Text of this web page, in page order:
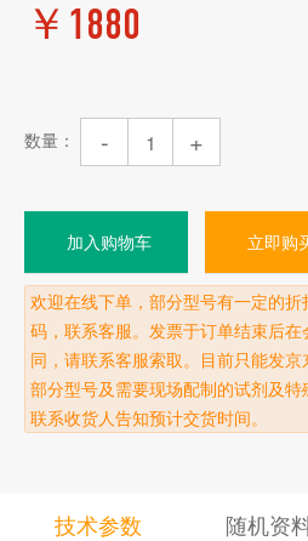
￥ 1880
数量： - +
加入购物车 立即购
欢迎在线下单，部分型号有一定的
码，联系客服。发票于订单结束后
同，请联系客服索取。目前只能发京
部分型号及需要现场配制的试剂及
联系收货人告知预计交货时间。
技术参数 随机资